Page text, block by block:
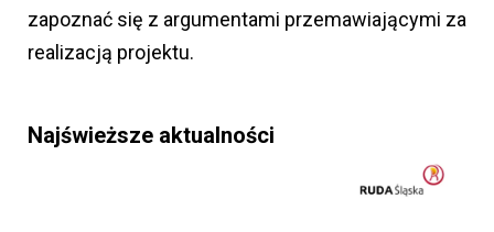
zapoznać się z argumentami przemawiającymi za
realizacją projektu.
Najświeższe aktualności